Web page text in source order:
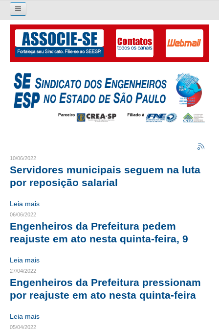
Pesquisar...
O SINDICATO
APRESENTAÇÃO
PALAVRA DO PRESIDENTE
LIVRO GESTÃO 2026-2029
ORGANOGRAMA
CRESCE BRASIL
CONSELHO TECNOLÓGICO
COMPOSIÇÃO
CONSELHOS ASSESSORES
10/06/2022
Servidores municipais seguem na luta
por reposição salarial
Leia mais
06/06/2022
Engenheiros da Prefeitura pedem
reajuste em ato nesta quinta-feira, 9
Leia mais
27/04/2022
Engenheiros da Prefeitura pressionam
por reajuste em ato nesta quinta-feira
Leia mais
05/04/2022